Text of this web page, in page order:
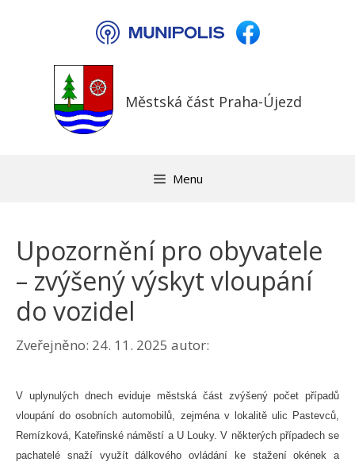
Městská část Praha-Újezd
Menu
Upozornění pro obyvatele
– zvýšený výskyt vloupání
do vozidel
Zveřejněno: 24. 11. 2025 autor:
V uplynulých dnech eviduje městská část zvýšený počet případů
vloupání do osobních automobilů, zejména v lokalitě ulic Pastevců,
Remízková, Kateřinské náměstí a U Louky. V některých případech se
pachatelé snaží využít dálkového ovládání ke stažení okének a